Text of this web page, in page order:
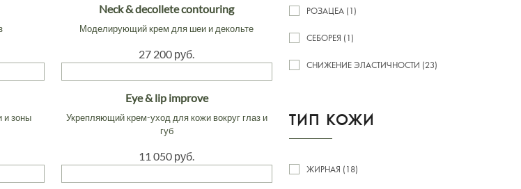
Neck & decollete contouring
Моделирующий крем для шеи и декольте
27 200 руб.
и зоны
Eye & lip improve
Укрепляющий крем-уход для кожи вокруг глаз и
губ
11 050 руб.
РОЗАЦЕА (1)
СЕБОРЕЯ (1)
СНИЖЕНИЕ ЭЛАСТИЧНОСТИ (23)
ТИП КОЖИ
ЖИРНАЯ (18)